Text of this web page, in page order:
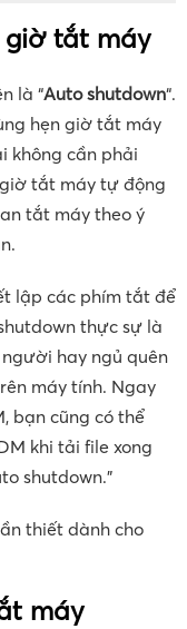
giờ tắt máy
là “Auto shutdown“.
hẹn giờ tắt máy
không cần phải
giờ tắt máy tự động
tắt máy theo ý
lập các phím tắt để
thực sự là
hay ngủ quên
máy tính. Ngay
bạn cũng có thể
khi tải file xong
shutdown.”
thiết dành cho
máy